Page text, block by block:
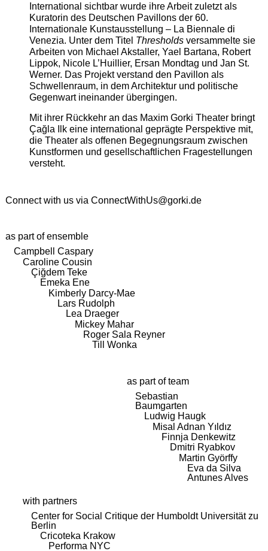
International sichtbar wurde ihre Arbeit zuletzt als
Kuratorin des Deutschen Pavillons der 60.
Internationale Kunstausstellung – La Biennale di
Venezia. Unter dem Titel Thresholdsversammelte sie
Arbeiten von Michael Akstaller, Yael Bartana, Robert
Lippok, Nicole L’Huillier, Ersan Mondtag und Jan St.
Werner. Das Projekt verstand den Pavillon als
Schwellenraum, in dem Architektur und politische
Gegenwart ineinander übergingen.
Mit ihrer Rückkehr an das Maxim Gorki Theater bringt
Çağla Ilk eine international geprägte Perspektive mit,
die Theater als offenen Begegnungsraum zwischen
Kunstformen und gesellschaftlichen Fragestellungen
versteht.
Connect with us via ConnectWithUs@gorki.de
as part of ensemble
Campbell Caspary
Caroline Cousin
Çiğdem Teke
Emeka Ene
Kimberly Darcy-Mae
Lars Rudolph
Lea Draeger
Mickey Mahar
Roger Sala Reyner
Till Wonka
as part of team
Sebastian
Baumgarten
Ludwig Haugk
Misal Adnan Yıldız
Finnja Denkewitz
Dmitri Ryabkov
Martin Györffy
Eva da Silva
Antunes Alves
with partners
Center for Social Critique der Humboldt Universität zu
Berlin
Cricoteka Krakow
Performa NYC